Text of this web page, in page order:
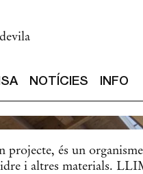
NOTÍCIES INFO
projecte, és un
i altres materials.